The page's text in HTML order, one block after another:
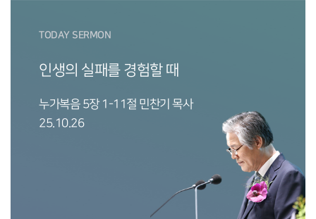
TODAY SERMON
인생의 실패를 경험할 때
누가복음 5장 1-11절 민찬기 목사
25.10.26